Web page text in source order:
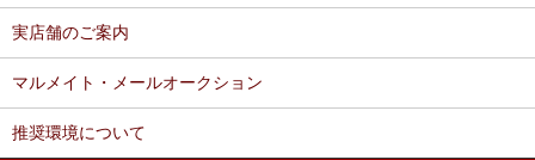
実店舗のご案内
マルメイト・メールオークション
推奨環境について